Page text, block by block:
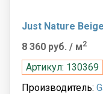
Just Nature
8 360 руб. / м2
Артикул: 130369
Производитель: